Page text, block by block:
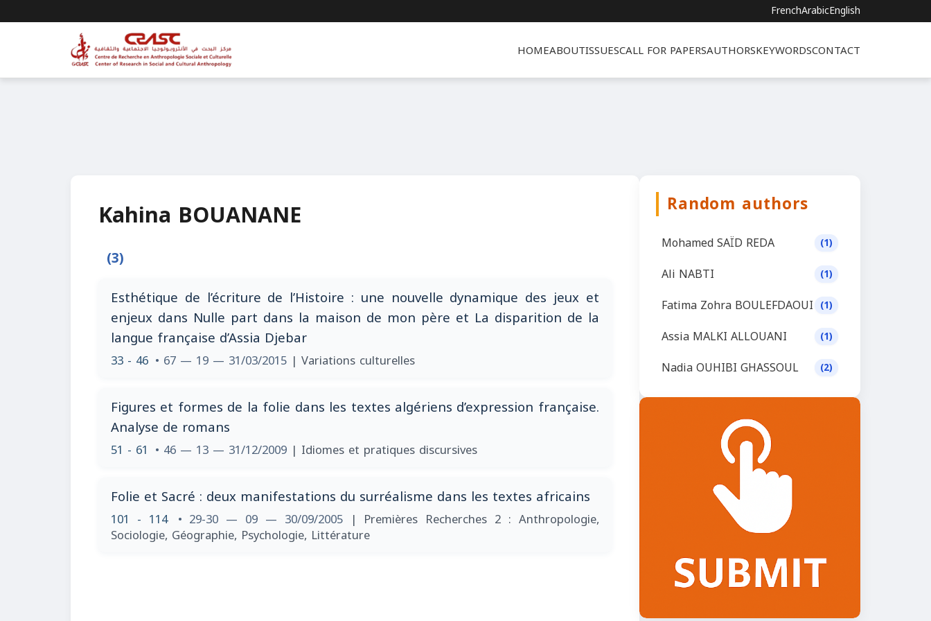
FrenchArabicEnglish
HOMEABOUTISSUESCALL FOR PAPERSAUTHORSKEYWORDSCONTACT
Kahina BOUANANE
(3)
Esthétique de l’écriture de l’Histoire : une nouvelle dynamique des jeux et
enjeux dans Nulle part dans la maison de mon père et La disparition de la
langue française d’Assia Djebar
33 - 46 • 67 — 19 — 31/03/2015 | Variations culturelles
Figures et formes de la folie dans les textes algériens d’expression française.
Analyse de romans
51 - 61 • 46 — 13 — 31/12/2009 | Idiomes et pratiques discursives
Folie et Sacré : deux manifestations du surréalisme dans les textes africains
101 - 114 • 29-30 — 09 — 30/09/2005 | Premières Recherches 2 : Anthropologie,
Sociologie, Géographie, Psychologie, Littérature
Random authors
Mohamed SAÏD REDA (1)
Ali NABTI (1)
Fatima Zohra BOULEFDAOUI (1)
Assia MALKI ALLOUANI (1)
Nadia OUHIBI GHASSOUL (2)